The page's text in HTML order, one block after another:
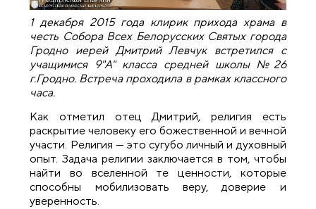
1 декабря 2015 года клирик прихода храма в
честь Собора Всех Белорусских Святых города
Гродно иерей Дмитрий Левчук встретился с
учащимися 9"А" класса средней школы №26
г.Гродно. Встреча проходила в рамках классного
часа.
Как отметил отец Дмитрий, религия есть
раскрытие человеку его божественной и вечной
участи. Религия — это сугубо личный и духовный
опыт. Задача религии заключается в том, чтобы
найти во вселенной те ценности, которые
способны мобилизовать веру, доверие и
уверенность.